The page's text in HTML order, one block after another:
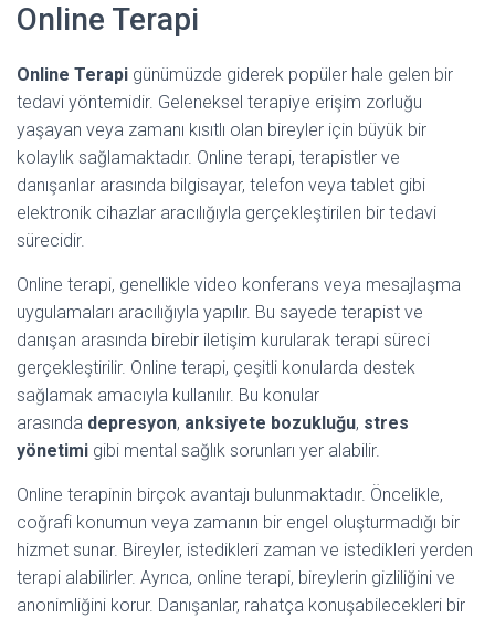
Online Terapi
Online Terapi günümüzde giderek popüler hale gelen bir
tedavi yöntemidir. Geleneksel terapiye erişim zorluğu
yaşayan veya zamanı kısıtlı olan bireyler için büyük bir
kolaylık sağlamaktadır. Online terapi, terapistler ve
danışanlar arasında bilgisayar, telefon veya tablet gibi
elektronik cihazlar aracılığıyla gerçekleştirilen bir tedavi
sürecidir.
Online terapi, genellikle video konferans veya mesajlaşma
uygulamaları aracılığıyla yapılır. Bu sayede terapist ve
danışan arasında birebir iletişim kurularak terapi süreci
gerçekleştirilir. Online terapi, çeşitli konularda destek
sağlamak amacıyla kullanılır. Bu konular
arasında depresyon, anksiyete bozukluğu, stres
yönetimi gibi mental sağlık sorunları yer alabilir.
Online terapinin birçok avantajı bulunmaktadır. Öncelikle,
coğrafi konumun veya zamanın bir engel oluşturmadığı bir
hizmet sunar. Bireyler, istedikleri zaman ve istedikleri yerden
terapi alabilirler. Ayrıca, online terapi, bireylerin gizliliğini ve
anonimliğini korur. Danışanlar, rahatça konuşabilecekleri bir